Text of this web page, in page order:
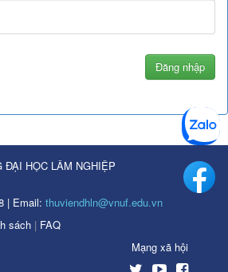
ĐẠI HỌC LÂM NGHIỆP
| Email: thuviendhln@vnuf.edu.vn
sách | FAQ
Mạng xã hội